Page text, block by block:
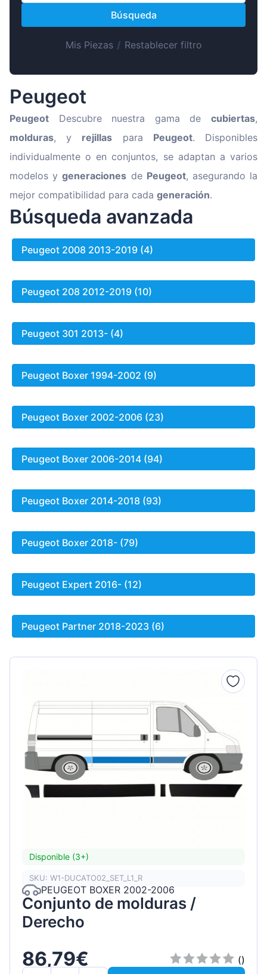
Magyar
Lietuvių
Hrvatski
Slovenčina
Búsqueda
Mis Piezas/ Restablecer filtro
Peugeot
Peugeot Descubre nuestra gama de cubiertas,
molduras, y rejillas para Peugeot. Disponibles
individualmente o en conjuntos, se adaptan a varios
modelos ygeneraciones de Peugeot, asegurando la
mejor compatibilidad para cada generación.
Búsqueda avanzada
Peugeot 2008 2013-2019 (4)
Peugeot 208 2012-2019 (10)
Peugeot 301 2013- (4)
Peugeot Boxer 1994-2002 (9)
Peugeot Boxer 2002-2006 (23)
Peugeot Boxer 2006-2014 (94)
Peugeot Boxer 2014-2018 (93)
Peugeot Boxer 2018- (79)
Peugeot Expert 2016- (12)
Peugeot Partner 2018-2023 (6)
Disponible (3+)
SKU: W1-DUCATO02_SET_L1_R
PEUGEOT BOXER 2002-2006
Conjunto de molduras /
Derecho
86,79€
()